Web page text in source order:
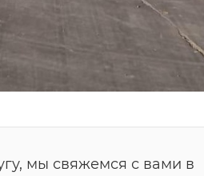
мы свяжемся с вами в